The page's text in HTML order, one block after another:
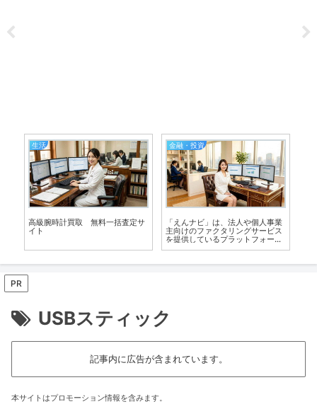
生活
高級腕時計買取 無料一括査定サ
イト
金融・投資
「えんナビ」は、法人や個人事業
主向けのファクタリングサービス
を提供しているプラットフォーム
PR
USBスティック
記事内に広告が含まれています。
本サイトはプロモーション情報を含みます。